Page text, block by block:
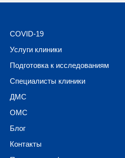
COVID-19
Услуги клиники
Подготовка к исследованиям
Специалисты клиники
ДМС
ОМС
Блог
Контакты